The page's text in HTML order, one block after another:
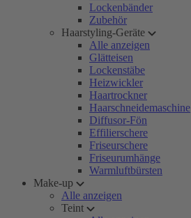
Lockenbänder
Zubehör
Haarstyling-Geräte
Alle anzeigen
Glätteisen
Lockenstäbe
Heizwickler
Haartrockner
Haarschneidemaschine
Diffusor-Fön
Effilierschere
Friseurschere
Friseurumhänge
Warmluftbürsten
Make-up
Alle anzeigen
Teint